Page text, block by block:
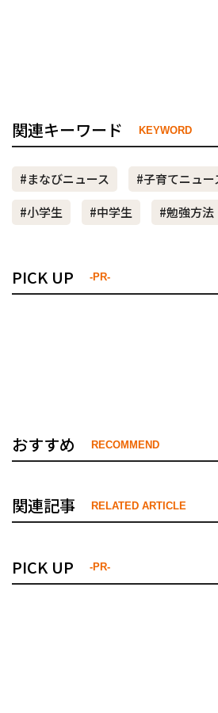
関連キーワード KEYWORD
#まなびニュース #子育てニュー
#小学生
#中学生 #勉強方法
PICK UP -PR-
おすすめ RECOMMEND
関連記事 RELATED ARTICLE
PICK UP -PR-